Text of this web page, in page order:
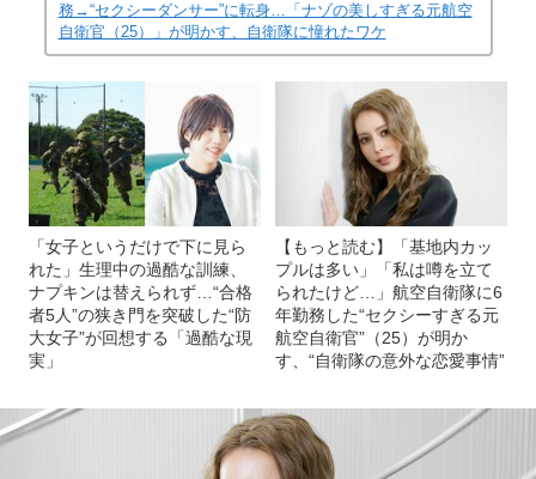
務→“セクシーダンサー”に転身…「ナゾの美しすぎる元航空
自衛官（25）」が明かす、自衛隊に憧れたワケ
「女子というだけで下に見ら
れた」生理中の過酷な訓練、
ナプキンは替えられず…“合格
者5人”の狭き門を突破した“防
大女子”が回想する「過酷な現
実」
【もっと読む】「基地内カッ
プルは多い」「私は噂を立て
られたけど…」航空自衛隊に6
年勤務した“セクシーすぎる元
航空自衛官”（25）が明か
す、“自衛隊の意外な恋愛事情”